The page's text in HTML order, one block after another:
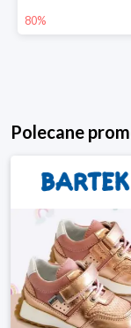
80%
Polecane